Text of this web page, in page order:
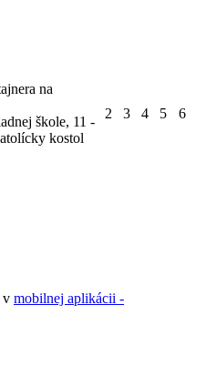
na
škole, 11 -
kostol
2 3 4 5 6
v mobilnej aplikácii -